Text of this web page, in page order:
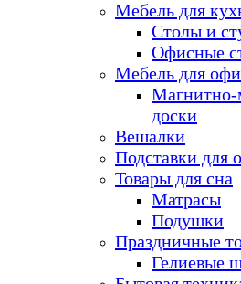
Мебель для
Столы и
Офисные
Мебель для
Магнитно-
доски
Вешалки
Подставки для
Товары для сна
Матрасы
Подушки
Праздничные
Гелиевые